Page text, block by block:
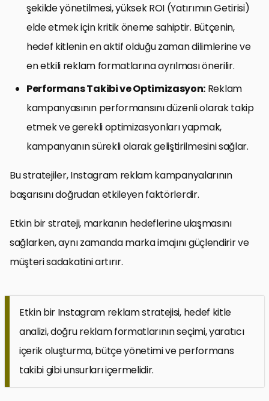
şekilde yönetilmesi, yüksek ROI (Yatırımın Getirisi)
elde etmek için kritik öneme sahiptir. Bütçenin,
hedef kitlenin en aktif olduğu zaman dilimlerine ve
en etkili reklam formatlarına ayrılması önerilir.
Performans Takibi ve Optimizasyon: Reklam
kampanyasının performansını düzenli olarak takip
etmek ve gerekli optimizasyonları yapmak,
kampanyanın sürekli olarak geliştirilmesini sağlar.
Bu stratejiler, Instagram reklam kampanyalarının
başarısını doğrudan etkileyen faktörlerdir.
Etkin bir strateji, markanın hedeflerine ulaşmasını
sağlarken, aynı zamanda marka imajını güçlendirir ve
müşteri sadakatini artırır.
Etkin bir Instagram reklam stratejisi, hedef kitle
analizi, doğru reklam formatlarının seçimi, yaratıcı
içerik oluşturma, bütçe yönetimi ve performans
takibi gibi unsurları içermelidir.